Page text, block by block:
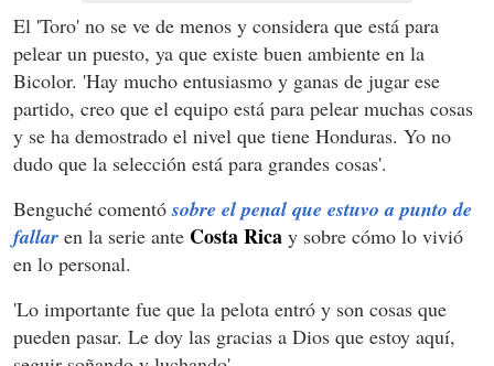
El 'Toro' no se ve de menos y considera que está para
pelear un puesto, ya que existe buen ambiente en la
Bicolor. 'Hay mucho entusiasmo y ganas de jugar ese
partido, creo que el equipo está para pelear muchas cosas
y se ha demostrado el nivel que tiene Honduras. Yo no
dudo que la selección está para grandes cosas'.
Benguché comentósobre el penal que estuvo a punto de
fallar en la serie ante Costa Rica y sobre cómo lo vivió
en lo personal.
'Lo importante fue que la pelota entró y son cosas que
pueden pasar. Le doy las gracias a Dios que estoy aquí,